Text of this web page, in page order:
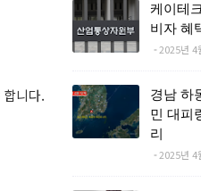
니다.
케이테
비자 혜
2025년 4
경남 하
민 대피
리
2025년 4